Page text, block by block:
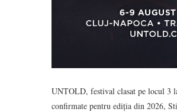
UNTOLD, festival clasat pe locul 3
confirmate pentru ediția din 2026,